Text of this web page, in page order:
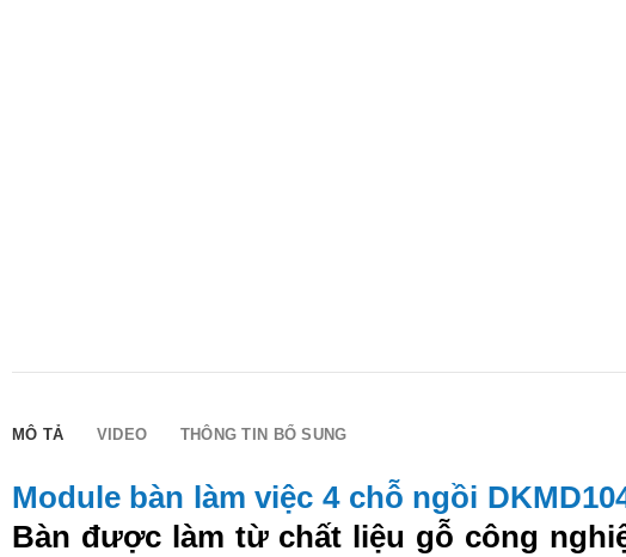
MÔ TẢ VIDEO THÔNG TIN BỔ SUNG
Module bàn làm việc 4 chỗ ngồi
Bàn được làm từ chất liệu gỗ công